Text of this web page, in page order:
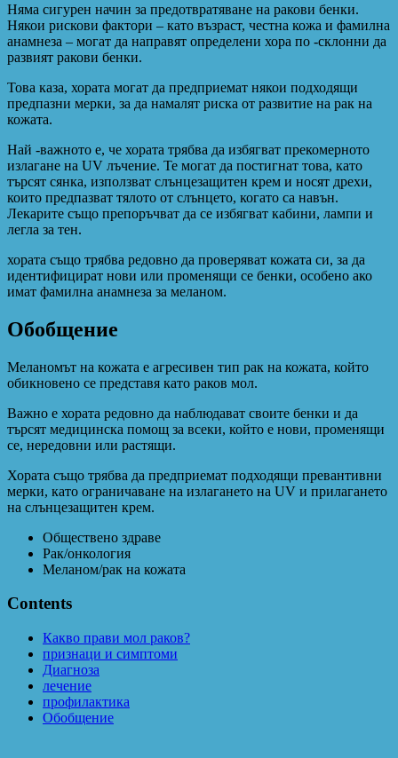
Няма сигурен начин за предотвратяване на ракови бенки.
Някои рискови фактори – като възраст, честна кожа и фамилна
анамнеза – могат да направят определени хора по -склонни да
развият ракови бенки.
Това каза, хората могат да предприемат някои подходящи
предпазни мерки, за да намалят риска от развитие на рак на
кожата.
Най -важното е, че хората трябва да избягват прекомерното
излагане на UV лъчение. Те могат да постигнат това, като
търсят сянка, използват слънцезащитен крем и носят дрехи,
които предпазват тялото от слънцето, когато са навън.
Лекарите също препоръчват да се избягват кабини, лампи и
легла за тен.
хората също трябва редовно да проверяват кожата си, за да
идентифицират нови или променящи се бенки, особено ако
имат фамилна анамнеза за меланом.
Обобщение
Меланомът на кожата е агресивен тип рак на кожата, който
обикновено се представя като раков мол.
Важно е хората редовно да наблюдават своите бенки и да
търсят медицинска помощ за всеки, който е нови, променящи
се, нередовни или растящи.
Хората също трябва да предприемат подходящи превантивни
мерки, като ограничаване на излагането на UV и прилагането
на слънцезащитен крем.
Обществено здраве
Рак/онкология
Меланом/рак на кожата
Contents
Какво прави мол раков?
признаци и симптоми
Диагноза
лечение
профилактика
Обобщение